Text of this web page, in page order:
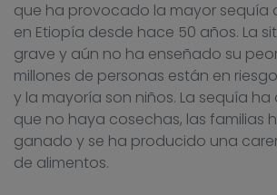
que ha provocado la mayor sequía
en Etiopía desde hace 50 años. La
grave y aún no ha enseñado su
millones de personas están en
y la mayoría son niños. La sequía
que no haya cosechas, las familias
ganado y se ha producido una
de alimentos.